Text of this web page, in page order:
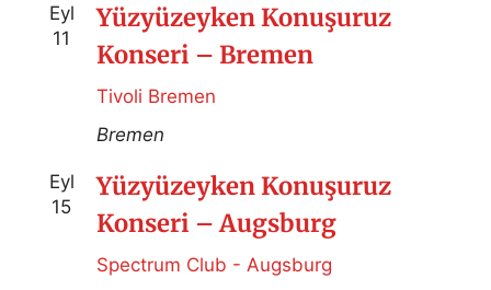
Eyl
11
Yüzyüzeyken Konuşuruz
Konseri – Bremen
Tivoli Bremen
Bremen
Eyl
15
Yüzyüzeyken Konuşuruz
Konseri – Augsburg
Spectrum Club - Augsburg